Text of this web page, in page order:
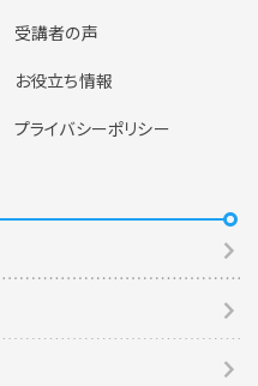
受講者の声
お役立ち情報
プライバシーポリシー